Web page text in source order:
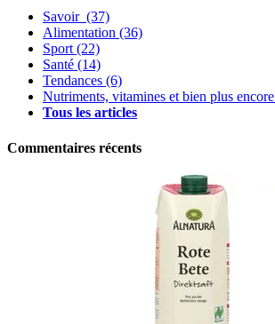
Savoir (37)
Alimentation (36)
Sport(22)
Santé (14)
Tendances (6)
Nutriments, vitamines et bien plus encore
Tous les articles
Commentaires récents